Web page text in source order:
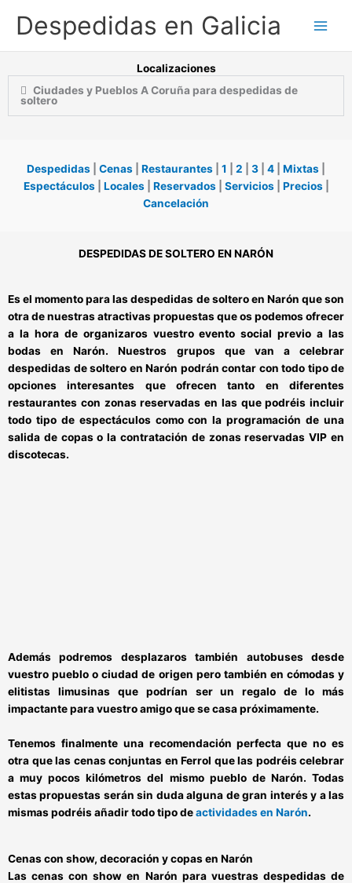
Despedidas en Galicia
Localizaciones
Ciudades y Pueblos A Coruña para despedidas de
soltero
Despedidas Cenas Restaurantes 1 2 3 4 Mixtas
Espectáculos| Locales| Reservados| Servicios| Precios|
Cancelación
DESPEDIDAS DE SOLTERO EN NARÓN
Es el momento para lasdespedidas de soltero en Narón que son
otra de nuestras atractivas propuestas que os podemos ofrecer
a la hora de organizaros vuestroevento social previo a las
bodas en Narón. Nuestros grupos que van a celebrar
despedidas de soltero en Narón podrán contar con todo tipo de
opciones interesantes que ofrecen tanto en diferentes
restaurantes con zonas reservadas en las que podréis incluir
todo tipo de espectáculos como con la programación de una
salida de copas o la contratación de zonas reservadas VIP en
discotecas.
Además podremos desplazaros también autobuses desde
vuestro pueblo o ciudad de origen pero también en cómodas y
elitistas limusinas que podrían ser un regalo de lo más
impactante para vuestro amigo que se casa próximamente.
Tenemos finalmente una recomendación perfecta que no es
otra que las cenas conjuntas en Ferrol que las podréis celebrar
a muy pocos kilómetros del mismo pueblo de Narón. Todas
estas propuestas serán sin duda alguna de gran interés y a las
mismas podréis añadir todo tipo deactividades en Narón.
Cenas con show, decoración y copas en Narón
Lascenas con show en Narón para vuestrasdespedidas de